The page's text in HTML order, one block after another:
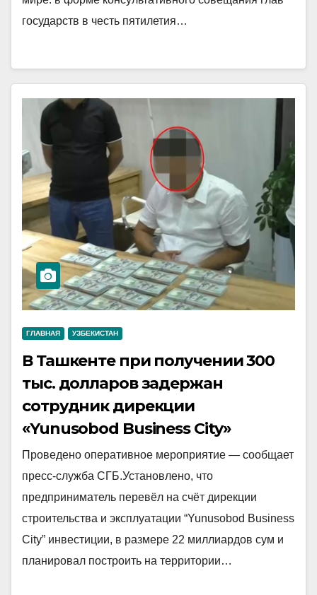
государств в честь пятилетия…
ГЛАВНАЯ УЗБЕКИСТАН
В Ташкенте при получении 300
тыс. долларов задержан
сотрудник дирекции
«Yunusobod Business City»
Проведено оперативное мероприятие — сообщает
пресс-служба СГБ.Установлено, что
предприниматель перевёл на счёт дирекции
строительства и эксплуатации “Yunusobod Business
City” инвестиции, в размере 22 миллиардов сум и
планировал построить на территории…